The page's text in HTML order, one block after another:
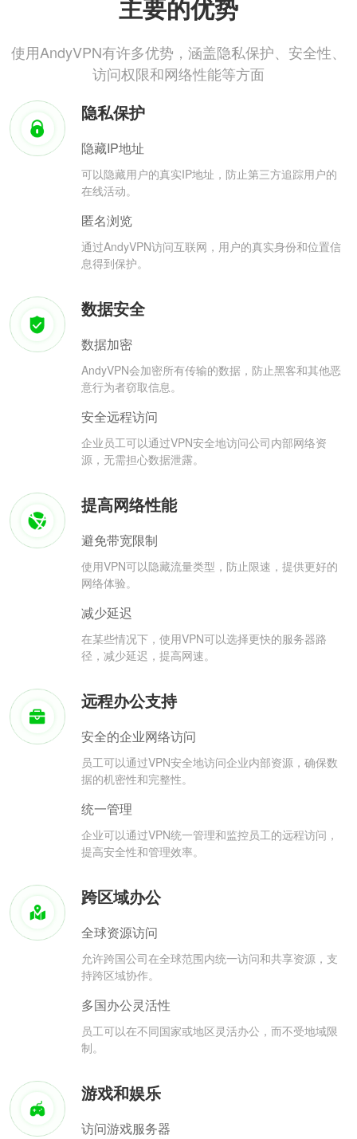
主要的优势
使用AndyVPN有许多优势，涵盖隐私保护、安全性、
访问权限和网络性能等方面
隐私保护
隐藏IP地址
可以隐藏用户的真实IP地址，防止第三方追踪用户的
在线活动。
匿名浏览
通过AndyVPN访问互联网，用户的真实身份和位置信
息得到保护。
数据安全
数据加密
AndyVPN会加密所有传输的数据，防止黑客和其他恶
意行为者窃取信息。
安全远程访问
企业员工可以通过VPN安全地访问公司内部网络资
源，无需担心数据泄露。
提高网络性能
避免带宽限制
使用VPN可以隐藏流量类型，防止限速，提供更好的
网络体验。
减少延迟
在某些情况下，使用VPN可以选择更快的服务器路
径，减少延迟，提高网速。
远程办公支持
安全的企业网络访问
员工可以通过VPN安全地访问企业内部资源，确保数
据的机密性和完整性。
统一管理
企业可以通过VPN统一管理和监控员工的远程访问，
提高安全性和管理效率。
跨区域办公
全球资源访问
允许跨国公司在全球范围内统一访问和共享资源，支
持跨区域协作。
多国办公灵活性
员工可以在不同国家或地区灵活办公，而不受地域限
制。
游戏和娱乐
访问游戏服务器